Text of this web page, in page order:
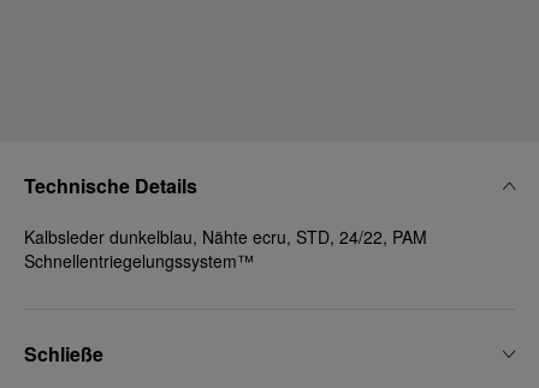
Technische Details
Kalbsleder dunkelblau, Nähte ecru, STD, 24/22, PAM
Schnellentriegelungssystem™
Schließe